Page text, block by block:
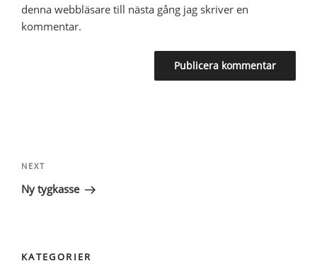
denna webbläsare till nästa gång jag skriver en
kommentar.
Next
Post
NEXT
Ny tygkasse
KATEGORIER